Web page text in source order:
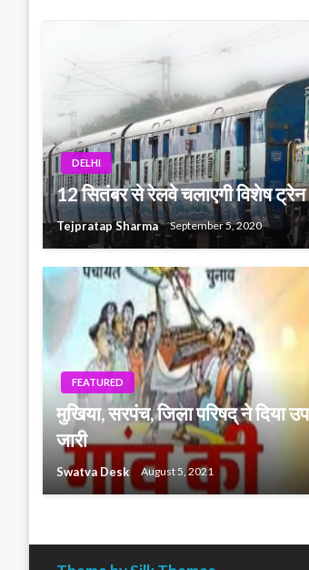
DELHI
12 सितंबर से रेलवे चलाएगी विशेष ट्रेन
Tejpratap Sharma September 5, 2020
FEATURED
मुखिया, सरपंच, जिला परिषद् ने दिया
जारी
Swatva Desk August 5, 2021